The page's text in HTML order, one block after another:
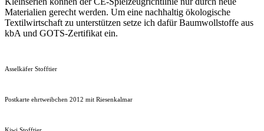
Materialien gerecht werden. Um eine nachhaltig ökologische
Textilwirtschaft zu unterstützen setze ich dafür Baumwollstoffe aus
kbA und GOTS-Zertifikat ein.
Asselkäfer Stofftier
Postkarte ehrtweibchen 2012 mit Riesenkalmar